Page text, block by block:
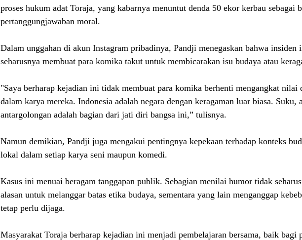
proses hukum adat Toraja, yang kabarnya menuntut denda 50 ekor kerbau sebagai
pertanggungjawaban moral.
Dalam unggahan di akun Instagram pribadinya, Pandji menegaskan bahwa insiden
seharusnya membuat para komika takut untuk membicarakan isu budaya atau
"Saya berharap kejadian ini tidak membuat para komika berhenti mengangkat nilai
dalam karya mereka. Indonesia adalah negara dengan keragaman luar biasa. Suku,
antargolongan adalah bagian dari jati diri bangsa ini,” tulisnya.
Namun demikian, Pandji juga mengakui pentingnya kepekaan terhadap konteks
lokal dalam setiap karya seni maupun komedi.
Kasus ini menuai beragam tanggapan publik. Sebagian menilai humor tidak
alasan untuk melanggar batas etika budaya, sementara yang lain menganggap
tetap perlu dijaga.
Masyarakat Toraja berharap kejadian ini menjadi pembelajaran bersama, baik bagi